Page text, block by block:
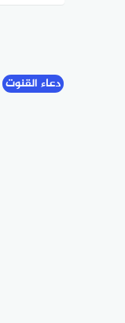
دعاء القنوت